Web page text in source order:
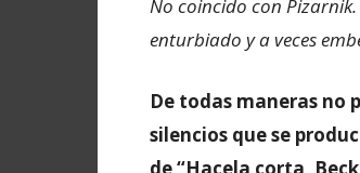
No coincido con Pizarnik.
enturbiado y a veces
De todas maneras no
silencios que se